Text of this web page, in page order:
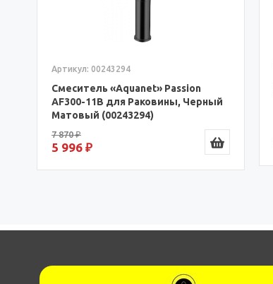
Артикул: 00243294
Смеситель «Aquanet» Passion
AF300-11B для Раковины, Черный
Матовый (00243294)
7 870 ₽
5 996 ₽